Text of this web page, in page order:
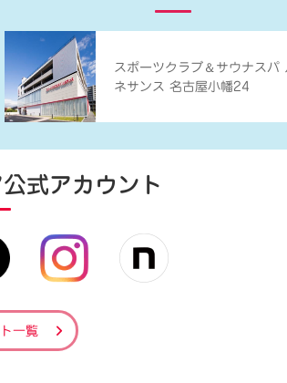
スポーツクラブ ＆ サウナスパ
ネサンス 名古屋小幡24
公式アカウント
一覧